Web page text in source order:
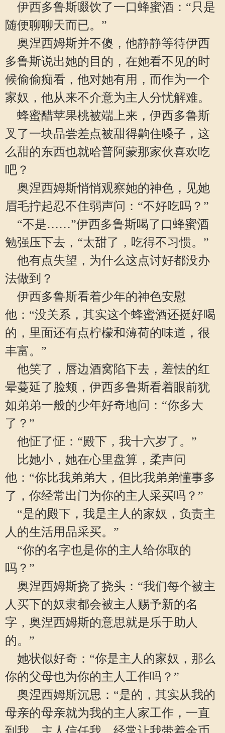
伊西多鲁斯啜饮了一口蜂蜜酒：“只是
随便聊聊天而已。”
奥涅西姆斯并不傻，他静静等待伊西
多鲁斯说出她的目的，在她看不见的时
候偷偷痴看，他对她有用，而作为一个
家奴，他从来不介意为主人分忧解难。
蜂蜜醋苹果桃被端上来，伊西多鲁斯
叉了一块品尝差点被甜得齁住嗓子，这
么甜的东西也就哈普阿蒙那家伙喜欢吃
吧？
奥涅西姆斯悄悄观察她的神色，见她
眉毛拧起忍不住弱声问：“不好吃吗？”
“不是……”伊西多鲁斯喝了口蜂蜜酒
勉强压下去，“太甜了，吃得不习惯。”
他有点失望，为什么这点讨好都没办
法做到？
伊西多鲁斯看着少年的神色安慰
他：“没关系，其实这个蜂蜜酒还挺好喝
的，里面还有点柠檬和薄荷的味道，很
丰富。”
他笑了，唇边酒窝陷下去，羞怯的红
晕蔓延了脸颊，伊西多鲁斯看着眼前犹
如弟弟一般的少年好奇地问：“你多大
了？”
他怔了怔：“殿下，我十六岁了。”
比她小，她在心里盘算，柔声问
他：“你比我弟弟大，但比我弟弟懂事多
了，你经常出门为你的主人采买吗？”
“是的殿下，我是主人的家奴，负责主
人的生活用品采买。”
“你的名字也是你的主人给你取的
吗？”
奥涅西姆斯挠了挠头：“我们每个被主
人买下的奴隶都会被主人赐予新的名
字，奥涅西姆斯的意思就是乐于助人
的。”
她状似好奇：“你是主人的家奴，那么
你的父母也为你的主人工作吗？”
奥涅西姆斯沉思：“是的，其实从我的
母亲的母亲就为我的主人家工作，一直